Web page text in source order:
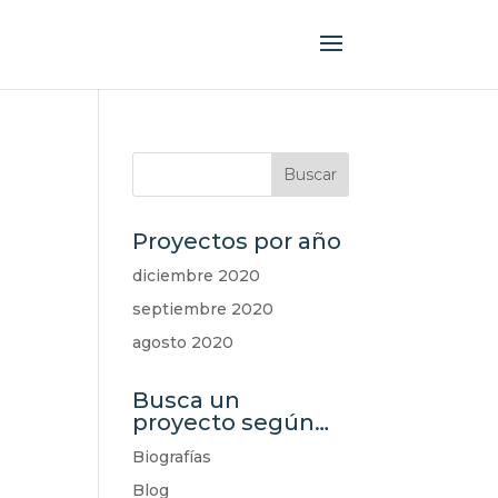
Proyectos por año
diciembre 2020
septiembre 2020
agosto 2020
Busca un
proyecto según…
Biografías
Blog